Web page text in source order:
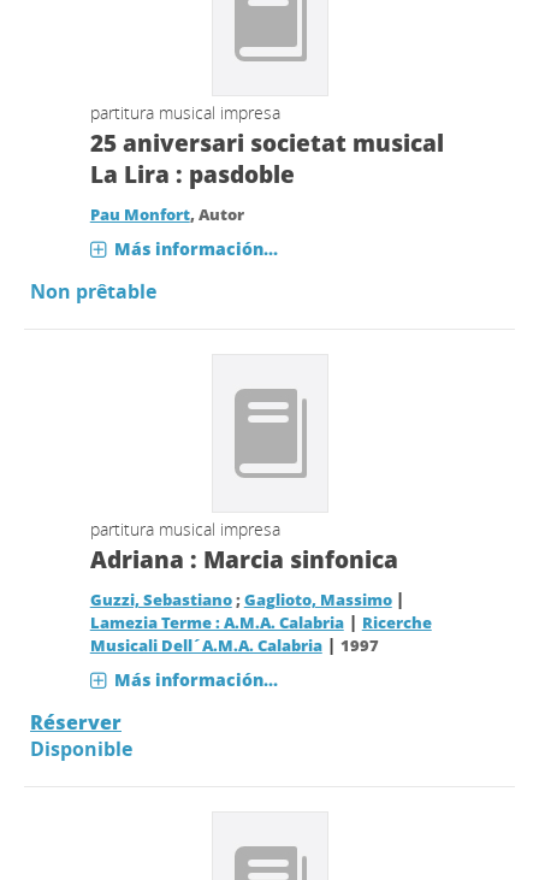
partitura musical impresa
25 aniversari societat musical
La Lira : pasdoble
Pau Monfort, Autor
Más información...
Non prêtable
partitura musical impresa
Adriana : Marcia sinfonica
Guzzi, Sebastiano;Gaglioto, Massimo |
Lamezia Terme : A.M.A. Calabria| Ricerche
Musicali Dell´A.M.A. Calabria| 1997
Más información...
Réserver
Disponible